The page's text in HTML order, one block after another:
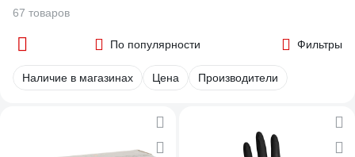
67 товаров
По популярности Фильтры
Наличие в магазинах Цена Производители